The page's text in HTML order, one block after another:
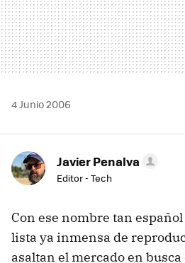
4 Junio 2006
Javier Penalva
Editor - Tech
Con ese nombre tan
lista ya inmensa de
asaltan el mercado en busca